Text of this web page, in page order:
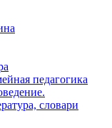
педагогика
словари